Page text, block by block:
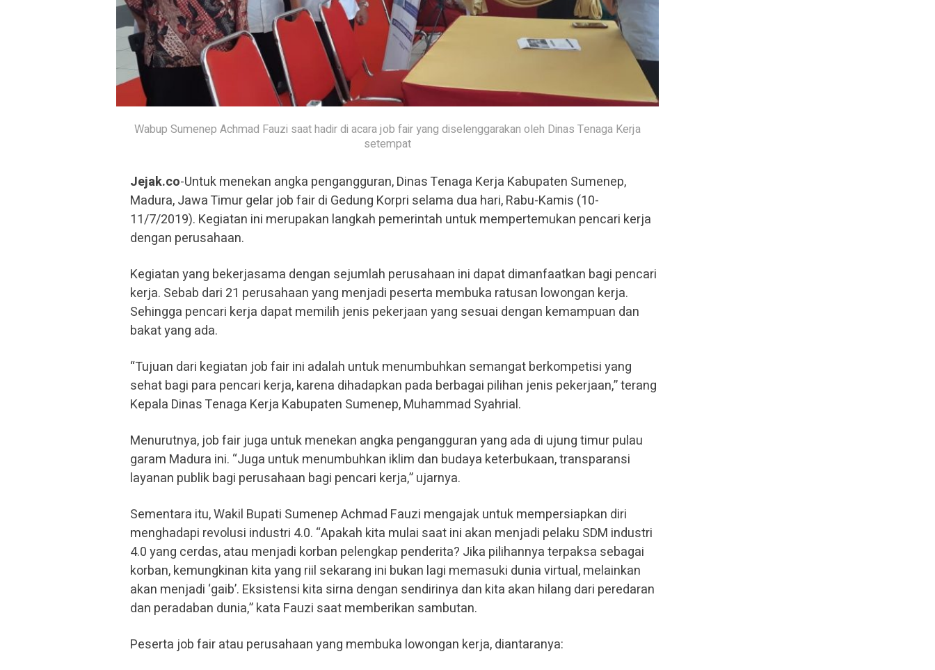
Wabup Sumenep Achmad Fauzi saat hadir di acara job fair yang diselenggarakan oleh Dinas Tenaga Kerja
setempat
Jejak.co-Untuk menekan angka pengangguran, Dinas Tenaga Kerja Kabupaten Sumenep,
Madura, Jawa Timur gelar job fair di Gedung Korpri selama dua hari, Rabu-Kamis (10-
11/7/2019). Kegiatan ini merupakan langkah pemerintah untuk mempertemukan pencari kerja
dengan perusahaan.
Kegiatan yang bekerjasama dengan sejumlah perusahaan ini dapat dimanfaatkan bagi pencari
kerja. Sebab dari 21 perusahaan yang menjadi peserta membuka ratusan lowongan kerja.
Sehingga pencari kerja dapat memilih jenis pekerjaan yang sesuai dengan kemampuan dan
bakat yang ada.
“Tujuan dari kegiatan job fair ini adalah untuk menumbuhkan semangat berkompetisi yang
sehat bagi para pencari kerja, karena dihadapkan pada berbagai pilihan jenis pekerjaan,” terang
Kepala Dinas Tenaga Kerja Kabupaten Sumenep, Muhammad Syahrial.
Menurutnya, job fair juga untuk menekan angka pengangguran yang ada di ujung timur pulau
garam Madura ini. “Juga untuk menumbuhkan iklim dan budaya keterbukaan, transparansi
layanan publik bagi perusahaan bagi pencari kerja,” ujarnya.
Sementara itu, Wakil Bupati Sumenep Achmad Fauzi mengajak untuk mempersiapkan diri
menghadapi revolusi industri 4.0. “Apakah kita mulai saat ini akan menjadi pelaku SDM industri
4.0 yang cerdas, atau menjadi korban pelengkap penderita? Jika pilihannya terpaksa sebagai
korban, kemungkinan kita yang riil sekarang ini bukan lagi memasuki dunia virtual, melainkan
akan menjadi ‘gaib’. Eksistensi kita sirna dengan sendirinya dan kita akan hilang dari peredaran
dan peradaban dunia,” kata Fauzi saat memberikan sambutan.
Peserta job fair atau perusahaan yang membuka lowongan kerja, diantaranya: